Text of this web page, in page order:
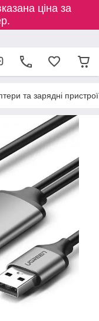
ціна за
та зарядні пристрої